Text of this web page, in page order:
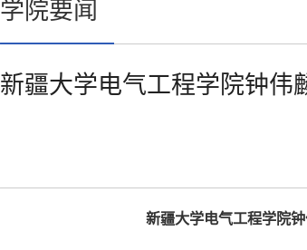
学院要闻
新疆大学电气工程学院钟伟
新疆大学电气工程学院